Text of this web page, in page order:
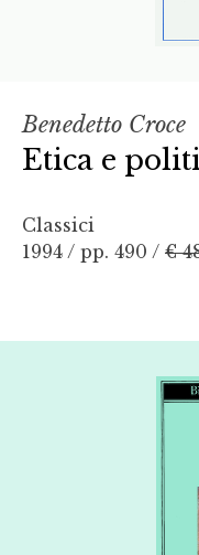
Benedetto Croce
Etica e
Classici
1994 / pp. 490 / €